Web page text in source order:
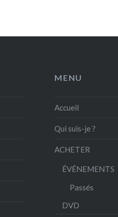
MENU
Accueil
Qui suis-je ?
ACHETER
ÉVÉNEMENTS
Passés
DVD